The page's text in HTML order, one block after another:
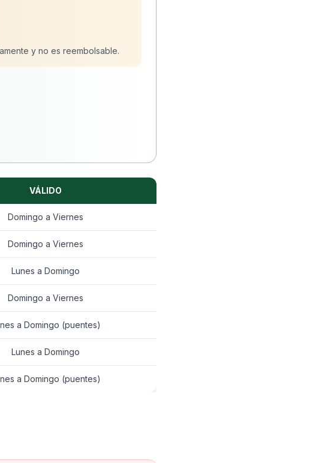
y no es reembolsable.
VÁLIDO
Domingo a Viernes
Domingo a Viernes
Lunes a Domingo
Domingo a Viernes
a Domingo (puentes)
Lunes a Domingo
a Domingo (puentes)